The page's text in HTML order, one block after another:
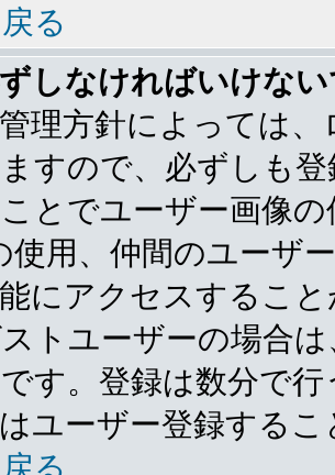
る
しなければいけな
理方針によっては
すので、必ずしも
とでユーザー画像
使用、仲間のユーザ
にアクセスするこ
トユーザーの場合
す。登録は数分で
ユーザー登録する
る